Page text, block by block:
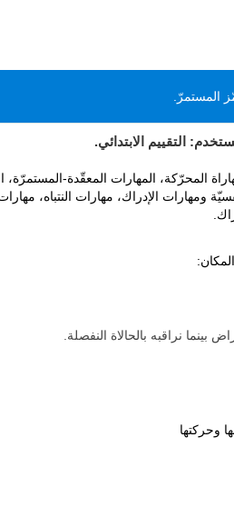
المستمرّ.
التقييم الابتدائي.
المحرّكة، المهارات المعقّدة-
ومهارات الإدراك، مهارات النتباه،
نراقبه بالحالاة النفصلة.
وحركتها